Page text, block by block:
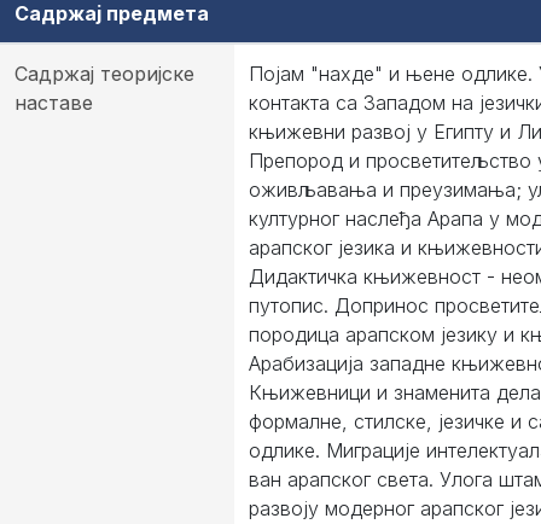
Садржај предмета
Садржај теоријске
наставе
Појам "нахде" и њене одлике.
контакта са Западом на
књижевни развој у Египту и
Препород и просветитељство
оживљавања и преузимања;
културног наслеђа Арапа у
арапског језика и
Дидактичка књижевност -
путопис. Допринос
породица арапском језику и
Арабизација западне
Књижевници и знаменита
формалне, стилске, језичке и
одлике. Миграције
ван арапског света. Улога
развоју модерног арапског